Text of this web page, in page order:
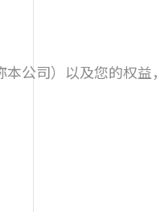
公司）以及您的权